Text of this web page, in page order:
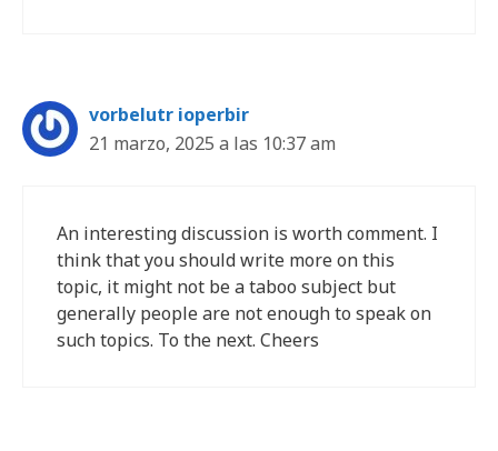
vorbelutr ioperbir
21 marzo, 2025 a las 10:37 am
An interesting discussion is worth comment. I
think that you should write more on this
topic, it might not be a taboo subject but
generally people are not enough to speak on
such topics. To the next. Cheers